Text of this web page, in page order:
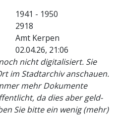
1941 - 1950
2918
Amt Kerpen
02.04.26, 21:06
nicht digitalisiert. Sie
im Stadtarchiv anschauen.
mehr Dokumente
da dies aber geld-
Sie bitte ein wenig (mehr)